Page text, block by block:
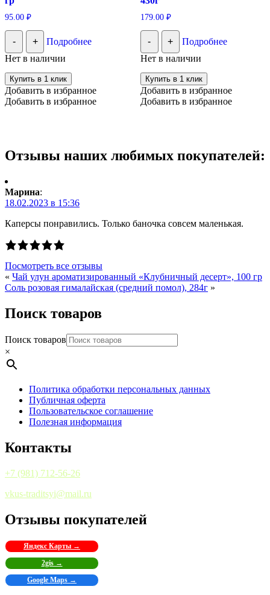
95.00 ₽
- +
Подробнее
Нет в наличии
Купить в 1 клик
Добавить в избранное
Добавить в избранное
179.00 ₽
- +
Подробнее
Нет в наличии
Купить в 1 клик
Добавить в избранное
Добавить в избранное
Отзывы наших любимых покупателей:
Марина:
18.02.2023 в 15:36
Каперсы понравились. Только баночка совсем маленькая.
Посмотреть все отзывы
« Чай улун ароматизированный «Клубничный десерт», 100 гр
Соль розовая гималайская (средний помол), 284г »
Поиск товаров
Поиск товаров
×
Политика обработки персональных данных
Публичная оферта
Пользовательское соглашение
Полезная информация
Контакты
+7 (981) 712-56-26
vkus-traditsyi@mail.ru
Отзывы покупателей
Яндекс Карты →
2gis →
Google Maps →